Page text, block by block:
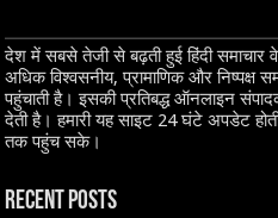
देश में सबसे तेजी से बढ़ती हुई हिंदी समाचार
अधिक विश्वसनीय, प्रामाणिक और निष्पक्ष
पहुंचाती है। इसकी प्रतिबद्ध ऑनलाइन
देती है। हमारी यह साइट 24 घंटे अपडेट
तक पहुंच सके।
Recent Posts